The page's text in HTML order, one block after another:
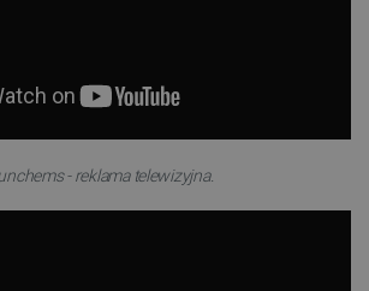
- reklama telewizyjna.